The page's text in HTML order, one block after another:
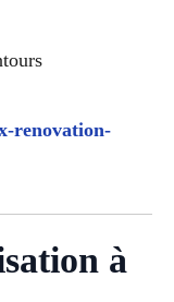
renovation-
à